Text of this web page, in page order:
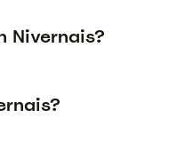
Nivernais?